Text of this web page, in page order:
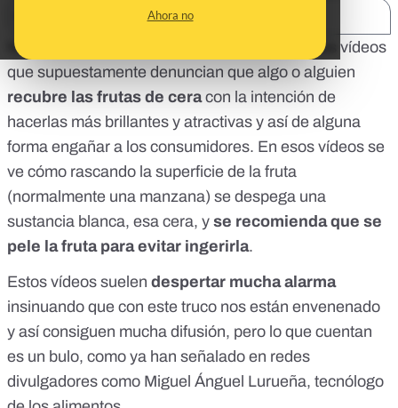
Ahora no
Nos habéis preguntado muchísimo por algunos vídeos
que supuestamente denuncian que algo o alguien
recubre las frutas de ceracon la intención de
hacerlas más brillantes y atractivas y así de alguna
forma engañar a los consumidores. En esos vídeos se
ve cómo rascando la superficie de la fruta
(normalmente una manzana) se despega una
sustancia blanca, esa cera, y se recomienda que se
pele la fruta para evitar ingerirla.
Estos vídeos suelen despertar mucha alarma
insinuando que con este truco nos están envenenado
y así consiguen mucha difusión, pero lo que cuentan
es un bulo, como ya han señalado en redes
divulgadores como Miguel Ánguel Lurueña, tecnólogo